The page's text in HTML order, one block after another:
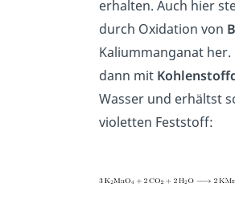
erhalten. Auch hier
durch Oxidation von
Kaliummanganat her.
dann mit
Wasser und erhältst
violetten Feststoff: